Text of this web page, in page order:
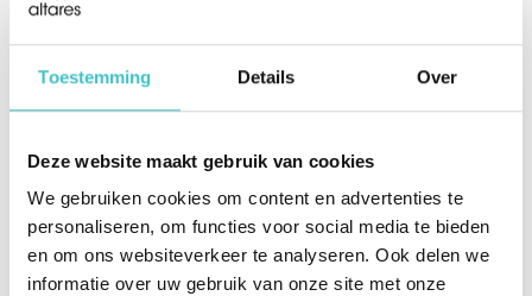
Toestemming Details Over
Deze website maakt gebruik van cookies
We gebruiken cookies om content en advertenties te
personaliseren, om functies voor social media te bieden
en om ons websiteverkeer te analyseren. Ook delen we
informatie over uw gebruik van onze site met onze
D&B Global